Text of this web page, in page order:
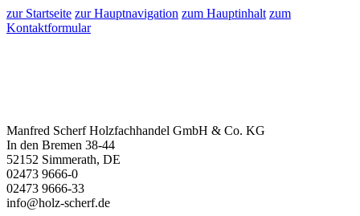
zur Startseite zur Hauptnavigation zum Hauptinhalt zum
Kontaktformular
Manfred Scherf Holzfachhandel GmbH & Co. KG
In den Bremen 38-44
52152 Simmerath, DE
02473 9666-0
02473 9666-33
info@holz-scherf.de